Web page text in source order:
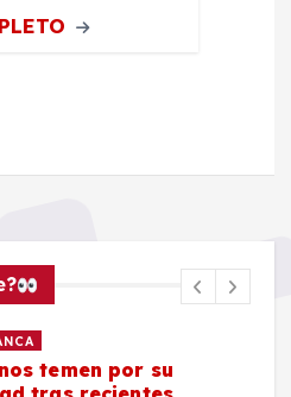
temen por su